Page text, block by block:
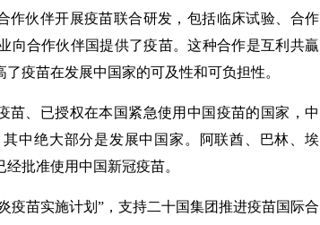
作伙伴开展疫苗联合研发，包括临床试验、合作
向合作伙伴国提供了疫苗。这种合作是互利共贏
疫苗在发展中国家的可及性和可负担性。
苗、已授权在本国紧急使用中国疫苗的国家，中
中绝大部分是发展中国家。阿联酋、巴林、埃
批准使用中国新冠疫苗。
疫苗实施计划”，支持二十国集团推进疫苗国际合